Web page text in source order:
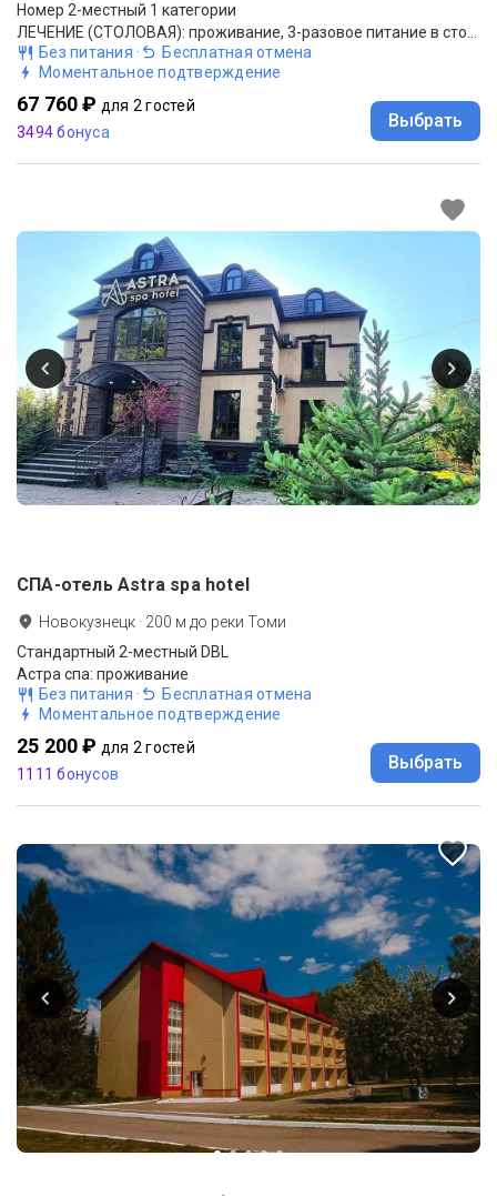
Номер 2-местный 1 категории
ЛЕЧЕНИЕ (СТОЛОВАЯ): проживание, 3-разовое питание в столовой (комплексное), санаторно-курортное лечение
Без питания ·
Бесплатная отмена
Моментальное подтверждение
67 760 ₽ для 2 гостей
3494 бонуса
Выбрать
СПА-отель Astra spa hotel
Новокузнецк · 200 м до реки Томи
Стандартный 2-местный DBL
Астра спа: проживание
Без питания ·
Бесплатная отмена
Моментальное подтверждение
25 200 ₽ для 2 гостей
1111 бонусов
Выбрать